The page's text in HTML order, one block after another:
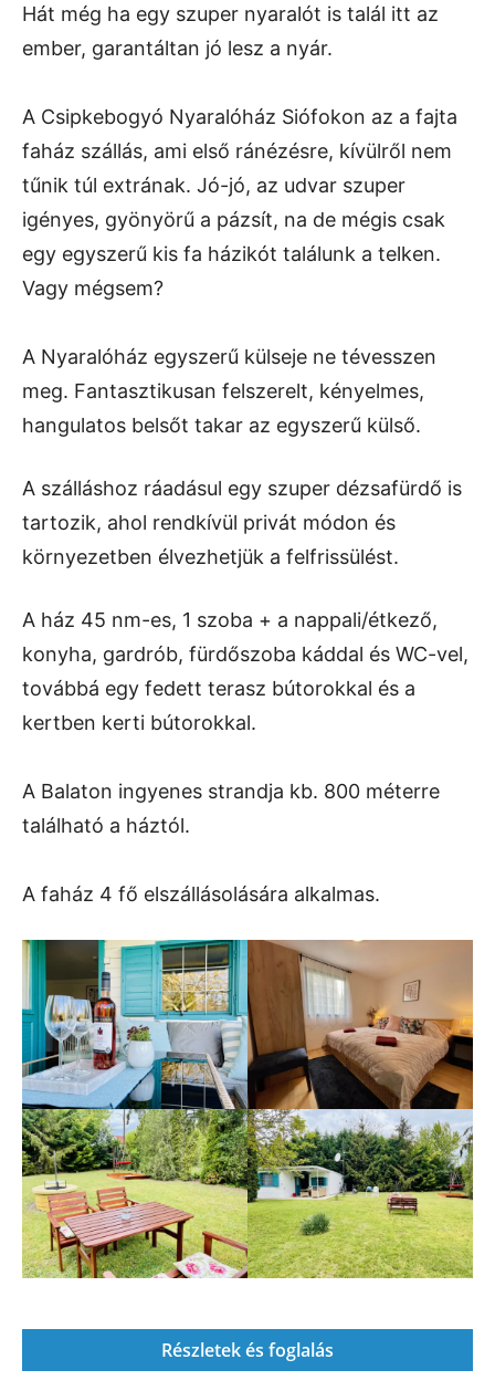
Hát még ha egy szuper nyaralót is talál itt az
ember, garantáltan jó lesz a nyár.
A Csipkebogyó Nyaralóház Siófokon az a fajta
faház szállás, ami első ránézésre, kívülről nem
tűnik túl extrának. Jó-jó, az udvar szuper
igényes, gyönyörű a pázsít, na de mégis csak
egy egyszerű kis fa házikót találunk a telken.
Vagy mégsem?
A Nyaralóház egyszerű külseje ne tévesszen
meg. Fantasztikusan felszerelt, kényelmes,
hangulatos belsőt takar az egyszerű külső.
A szálláshoz ráadásul egy szuper dézsafürdő is
tartozik, ahol rendkívül privát módon és
környezetben élvezhetjük a felfrissülést.
A ház 45 nm-es, 1 szoba + a nappali/étkező,
konyha, gardrób, fürdőszoba káddal és WC-vel,
továbbá egy fedett terasz bútorokkal és a
kertben kerti bútorokkal.
A Balaton ingyenes strandja kb. 800 méterre
található a háztól.
A faház 4 fő elszállásolására alkalmas.
Részletek és foglalás